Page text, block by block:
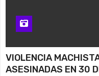
VIOLENCIA
ASESINADAS EN 30